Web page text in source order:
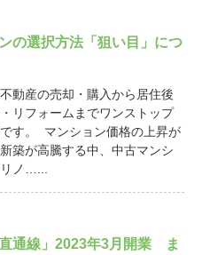
の選択方法「狙い目」につ
動産の売却・購入から居住後
リフォームまでワンストップ
す。 マンション価格の上昇が
築が高騰する中、中古マンシ
ノ…...
直通線」2023年3月開業 ま